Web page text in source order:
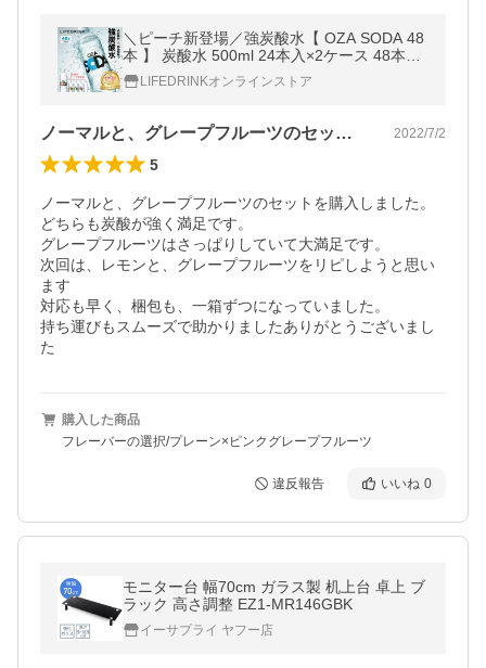
＼ピーチ新登場／強炭酸水【 OZA SODA 48
本 】 炭酸水 500ml 24本入×2ケース 48本入
強炭酸 LIFEDRINK 無糖 ソーダ まとめ買い
ポイント消化 ラベルレス 爆買
LIFEDRINKオンラインストア
ノーマルと、グレープフルーツのセットを… 2022/7/2
5
ノーマルと、グレープフルーツのセットを購入しました。
どちらも炭酸が強く満足です。
グレープフルーツはさっぱりしていて大満足です。
次回は、レモンと、グレープフルーツをリピしようと思い
ます
対応も早く、梱包も、一箱ずつになっていました。
持ち運びもスムーズで助かりましたありがとうございまし
た
購入した商品
フレーバーの選択/プレーン×ピンクグレープフルーツ
違反報告 いいね 0
モニター台 幅70cm ガラス製 机上台 卓上 ブ
ラック 高さ調整 EZ1-MR146GBK
イーサプライ ヤフー店